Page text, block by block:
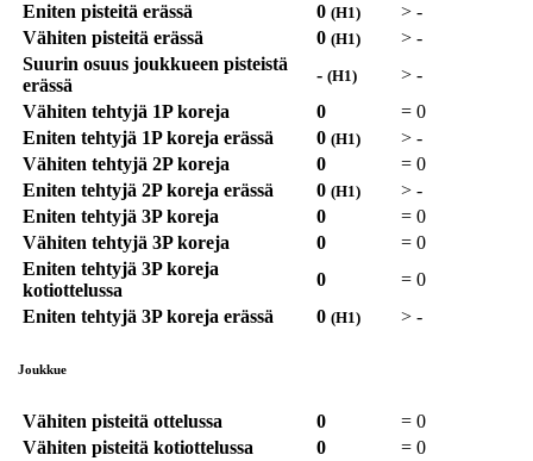
Eniten pisteitä erässä
0 (H1) > -
Vähiten pisteitä erässä
0 (H1) > -
Suurin osuus joukkueen pisteistä
erässä
- (H1) > -
Vähiten tehtyjä 1P koreja
0 = 0
Eniten tehtyjä 1P koreja erässä
0 (H1) > -
Vähiten tehtyjä 2P koreja
0 = 0
Eniten tehtyjä 2P koreja erässä
0 (H1) > -
Eniten tehtyjä 3P koreja
0 = 0
Vähiten tehtyjä 3P koreja
0 = 0
Eniten tehtyjä 3P koreja
kotiottelussa
0 = 0
Eniten tehtyjä 3P koreja erässä
0 (H1) > -
Joukkue
Vähiten pisteitä ottelussa 0 = 0
Vähiten pisteitä kotiottelussa
0 = 0